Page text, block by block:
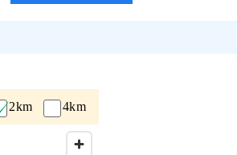
2km 4km